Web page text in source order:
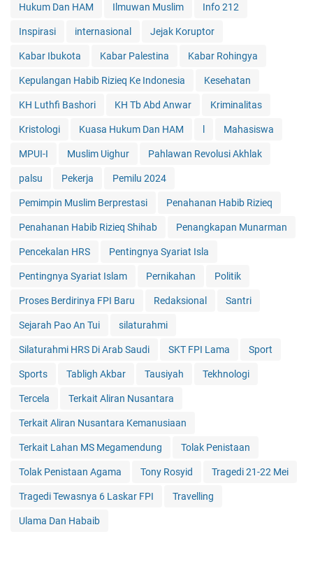
Hukum Dan HAM Ilmuwan Muslim Info 212
Inspirasi internasional Jejak Koruptor
Kabar Ibukota Kabar Palestina Kabar Rohingya
Kepulangan Habib Rizieq Ke Indonesia Kesehatan
KH Luthfi Bashori KH Tb Abd Anwar Kriminalitas
Kristologi Kuasa Hukum Dan HAM Mahasiswa
MPUI-I Muslim Uighur Pahlawan Revolusi Akhlak
palsu Pekerja Pemilu 2024
Pemimpin Muslim Berprestasi Penahanan Habib Rizieq
Penahanan Habib Rizieq Shihab Penangkapan Munarman
Pencekalan HRS Pentingnya Syariat Isla
Pentingnya Syariat Islam Pernikahan Politik
Proses Berdirinya FPI Baru Redaksional Santri
Sejarah Pao An Tui silaturahmi
Silaturahmi HRS Di Arab Saudi SKT FPI Lama Sport
Sports Tabligh Akbar Tausiyah Tekhnologi
Tercela Terkait Aliran Nusantara
Terkait Aliran Nusantara Kemanusiaan
Terkait Lahan MS Megamendung Tolak Penistaan
Tolak Penistaan Agama Tony Rosyid Tragedi 21-22 Mei
Tragedi Tewasnya 6 Laskar FPI Travelling
Ulama Dan Habaib